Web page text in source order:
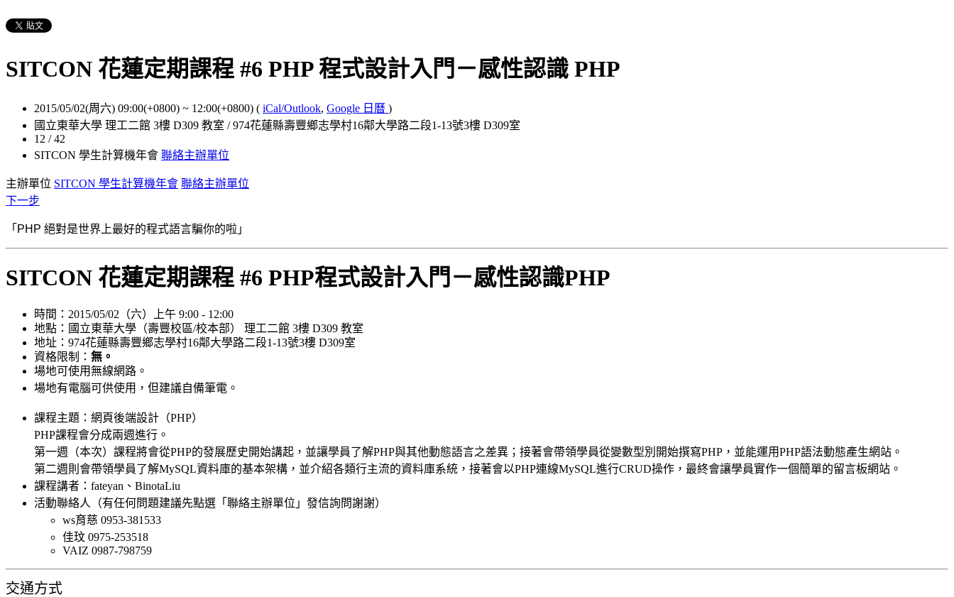
SITCON 花蓮定期課程 #6 PHP 程式設計入門－感性認識 PHP
2015/05/02(周六) 09:00(+0800) ~ 12:00(+0800) ( iCal/Outlook, Google 日曆 )
國立東華大學 理工二館 3樓 D309 教室 / 974花蓮縣壽豐鄉志學村16鄰大學路二段1-13號3樓 D309室
12 / 42
SITCON 學生計算機年會 聯絡主辦單位
主辦單位 SITCON 學生計算機年會 聯絡主辦單位
下一步
「PHP 絕對是世界上最好的程式語言騙你的啦」
SITCON 花蓮定期課程 #6 PHP程式設計入門－感性認識PHP
時間：2015/05/02（六）上午 9:00 - 12:00
地點： 國立東華大學（壽豐校區/校本部） 理工二館 3樓 D309 教室
地址： 974花蓮縣壽豐鄉志學村16鄰大學路二段1-13號3樓 D309室
資格限制： 無。
場地可使用無線網路。
場地有電腦可供使用，但建議自備筆電。
課程主題：網頁後端設計（PHP）
PHP課程會分成兩週進行。
第一週（本次）課程將會從PHP的發展歷史開始講起，並讓學員了解PHP與其他動態語言之差異；接著會帶領學員從變數型別開始撰寫PHP，並能運用PHP語法動態產生網站。
第二週則會帶領學員了解MySQL資料庫的基本架構，並介紹各類行主流的資料庫系統，接著會以PHP連線MySQL進行CRUD操作，最終會讓學員實作一個簡單的留言板網站。
課程講者：fateyan、BinotaLiu
活動聯絡人（有任何問題建議先點選「聯絡主辦單位」發信詢問謝謝）
ws育慈 0953-381533
佳玟 0975-253518
VAIZ 0987-798759
交通方式